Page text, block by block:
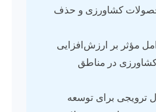
کشاورزی و حذف
مؤثر بر ارزش‌افزایی
در مناطق
ترویجی برای توسعه